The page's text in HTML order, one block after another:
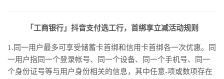
「工商银行」抖音支付选工行，首绑享立减活动规则
1.同一用户最多可享受储蓄卡首绑和信用卡首绑各一次优惠。同
一用户指同一个登录帐号、同一个设备、同一个手机号、同一
个身份证号等与用户身份相关的信息，其中任意-项或数项存在